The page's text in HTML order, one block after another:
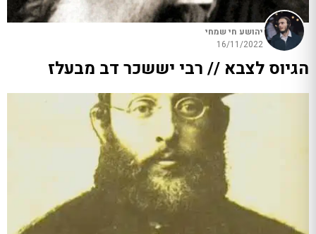
יהושע חי שמחי
16/11/2022
הגיוס לצבא // רבי יששכר דב מבעלז